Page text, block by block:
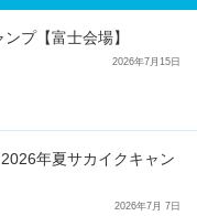
プ【富士会場】
2026年7月15日
年夏サカイクキャン
2026年7月 7日